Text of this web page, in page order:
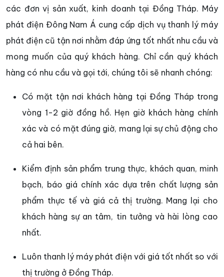
các đơn vị sản xuất, kinh doanh tại Đồng Tháp. Máy
phát điện Đông Nam Á cung cấp dịch vụ thanh lý máy
phát điện cũ tận nơi nhằm đáp ứng tốt nhất nhu cầu và
mong muốn của quý khách hàng. Chỉ cần quý khách
hàng có nhu cầu và gọi tới, chúng tôi sẽ nhanh chóng:
Có mặt tận nơi khách hàng tại Đồng Tháp trong
vòng 1-2 giờ đồng hồ. Hẹn giờ khách hàng chính
xác và có mặt đúng giờ, mang lại sự chủ động cho
cả hai bên.
Kiểm định sản phẩm trung thực, khách quan, minh
bạch, báo giá chính xác dựa trên chất lượng sản
phẩm thực tế và giá cả thị trường. Mang lại cho
khách hàng sự an tâm, tin tưởng và hài lòng cao
nhất.
Luôn thanh lý máy phát điện với giá tốt nhất so với
thị trường ở Đồng Tháp.